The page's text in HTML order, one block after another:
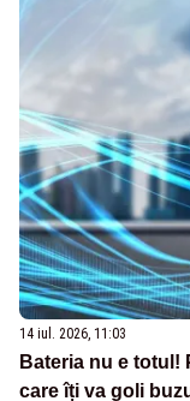
14 iul. 2026, 11:03
Bateria nu e totul!
care îți va goli